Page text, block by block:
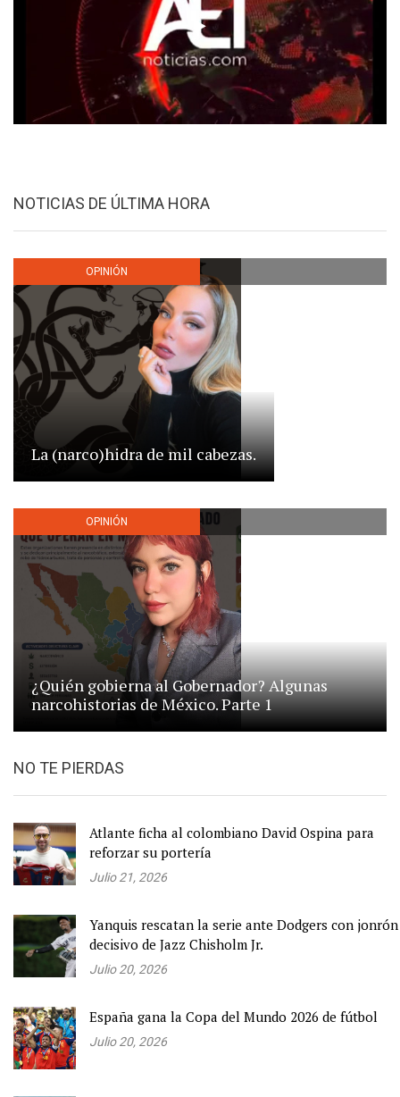
NOTICIAS DE ÚLTIMA HORA
OPINIÓN
La (narco)hidra de mil cabezas.
OPINIÓN
¿Quién gobierna al Gobernador? Algunas
narcohistorias de México. Parte 1
NO TE PIERDAS
Atlante ficha al colombiano David Ospina para
reforzar su portería
Julio 21, 2026
Yanquis rescatan la serie ante Dodgers con jonrón
decisivo de Jazz Chisholm Jr.
Julio 20, 2026
España gana la Copa del Mundo 2026 de fútbol
Julio 20, 2026